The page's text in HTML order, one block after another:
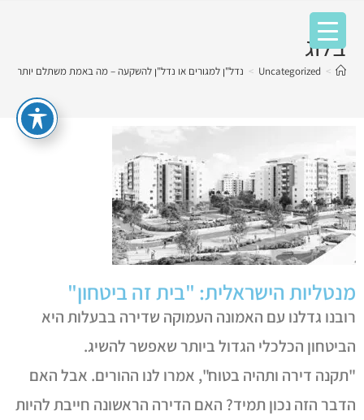
בלוג
>
Uncategorized
> נדל"ן למגורים או נדל"ן להשקעה – מה באמת משתלם יותר?
מנטליות הישראלית: "בית זה ביטחון"
רובנו גדלנו עם האמונה העמוקה שדירה בבעלות היא
הביטחון הכלכלי הגדול ביותר שאפשר להשיג.
"תקנה דירה ותהיה בטוח", אמרו לנו ההורים. אבל האם
הדבר הזה נכון תמיד? האם הדירה הראשונה חייבת להיות